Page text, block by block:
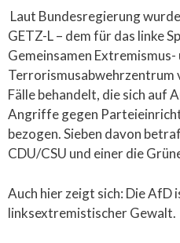
Laut Bundesregierung
GETZ-L – dem für das linke
Gemeinsamen Extremismus-
Terrorismusabwehrzentrum
Fälle behandelt, die sich auf
Angriffe gegen
bezogen. Sieben davon
CDU/CSU und einer die
Auch hier zeigt sich: Die AfD
linksextremistischer Gewalt.